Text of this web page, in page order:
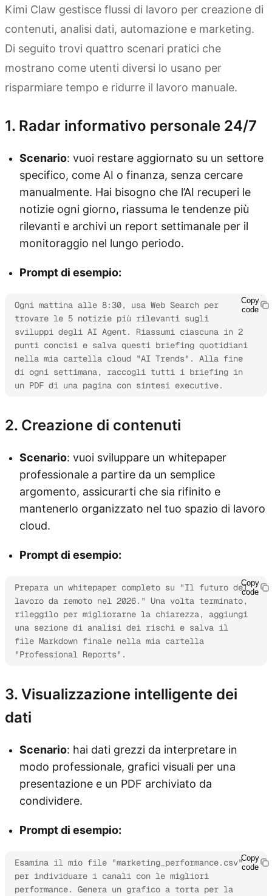
Kimi Claw gestisce flussi di lavoro per creazione di
contenuti, analisi dati, automazione e marketing.
Di seguito trovi quattro scenari pratici che
mostrano come utenti diversi lo usano per
risparmiare tempo e ridurre il lavoro manuale.
1. Radar informativo personale 24/7
Scenario: vuoi restare aggiornato su un settore
specifico, come AI o finanza, senza cercare
manualmente. Hai bisogno che l’AI recuperi le
notizie ogni giorno, riassuma le tendenze più
rilevanti e archivi un report settimanale per il
monitoraggio nel lungo periodo.
Prompt di esempio:
Ogni mattina alle 8:30, usa Web Search per
trovare le 5 notizie più rilevanti sugli
sviluppi degli AI Agent. Riassumi ciascuna in 2
punti concisi e salva questi briefing quotidiani
nella mia cartella cloud "AI Trends". Alla fine
di ogni settimana, raccogli tutti i briefing in
un PDF di una pagina con sintesi executive.
Copy
code
2. Creazione di contenuti
Scenario: vuoi sviluppare un whitepaper
professionale a partire da un semplice
argomento, assicurarti che sia rifinito e
mantenerlo organizzato nel tuo spazio di lavoro
cloud.
Prompt di esempio:
Prepara un whitepaper completo su "Il futuro del
lavoro da remoto nel 2026." Una volta terminato,
rileggilo per migliorarne la chiarezza, aggiungi
una sezione di analisi dei rischi e salva il
file Markdown finale nella mia cartella
"Professional Reports".
Copy
code
3. Visualizzazione intelligente dei
dati
Scenario: hai dati grezzi da interpretare in
modo professionale, grafici visuali per una
presentazione e un PDF archiviato da
condividere.
Prompt di esempio:
Esamina il mio file "marketing_performance.csv"
per individuare i canali con le migliori
performance. Genera un grafico a torta per la
Copy
code